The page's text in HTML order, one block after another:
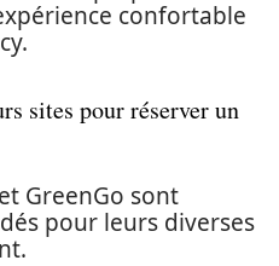
confortable
sites pour réserver un
GreenGo sont
pour leurs diverses